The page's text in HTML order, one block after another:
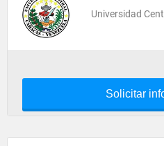
Universidad
Solicitar